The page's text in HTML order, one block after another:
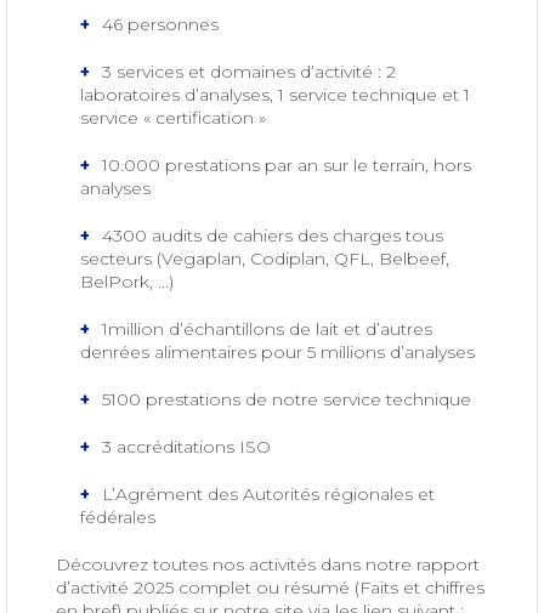
46 personnes
3 services et domaines d’activité : 2
laboratoires d’analyses, 1 service technique et 1
service « certification »
10.000 prestations par an sur le terrain, hors
analyses
4300 audits de cahiers des charges tous
secteurs (Vegaplan, Codiplan, QFL, Belbeef,
BelPork, ...)
1million d’échantillons de lait et d’autres
denrées alimentaires pour 5 millions d’analyses
5100 prestations de notre service technique
3 accréditations ISO
L’Agrément des Autorités régionales et
fédérales
Découvrez toutes nos activités dans notre rapport
d’activité 2025 complet ou résumé (Faits et chiffres